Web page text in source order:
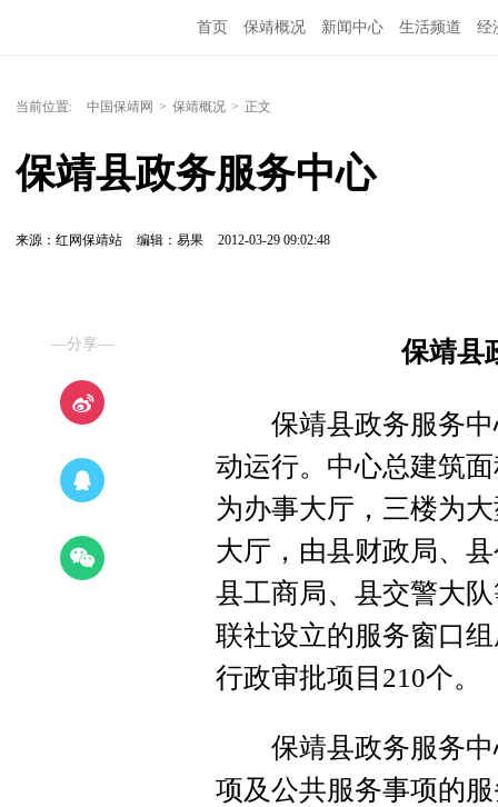
首页 保靖概况 新闻中心 生活频道 经
当前位置: 中国保靖网 > 保靖概况 > 正文
保靖县政务服务中心
来源：红网保靖站 编辑：易果 2012-03-29 09:02:48
—分享— 保靖县
保靖县政务服务中
动运行。中心总建筑
为办事大厅，三楼为
大厅，由县财政局、
县工商局、县交警大
联社设立的服务窗口
行政审批项目210个。
保靖县政务服务中
项及公共服务事项的